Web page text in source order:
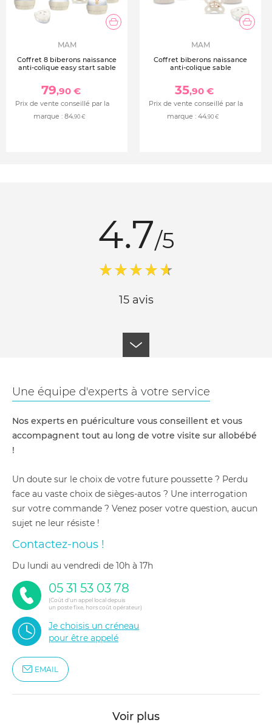
MAM
Coffret 8 biberons naissance
anti-colique easy start sable
79,90 €
Prix de vente conseillé par la
marque : 84,90 €
MAM
Coffret biberons naissance
anti-colique sable
35,90 €
Prix de vente conseillé par la
marque : 44,90 €
4.7/5
15 avis
Une équipe d'experts à votre service
Nos experts en puériculture vous conseillent et vous
accompagnent tout au long de votre visite sur allobébé
!
Un doute sur le choix de votre future poussette ? Perdu
face au vaste choix de sièges-autos ? Une interrogation
sur votre commande ? Venez poser votre question, aucun
sujet ne leur résiste !
Contactez-nous !
du lundi au vendredi de 10h à 17h
05 31 53 03 78
(Coût d'un appel local depuis
un poste fixe, hors coût opérateur)
Je choisis un créneau
pour être appelé
EMAIL
Voir plus